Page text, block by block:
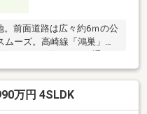
。前面道路は広々約6ｍの公
ーズ。高崎線「鴻巣」駅
あり、各部屋広々とお使い
分かれた間取りで、来客時
やすい設計です。キッチ
棚や冷蔵庫もゆったり配置
万円 4SLDK